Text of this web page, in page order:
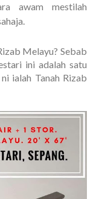
awam mestilah
Melayu? Sebab
ini adalah satu
ialah Tanah Rizab